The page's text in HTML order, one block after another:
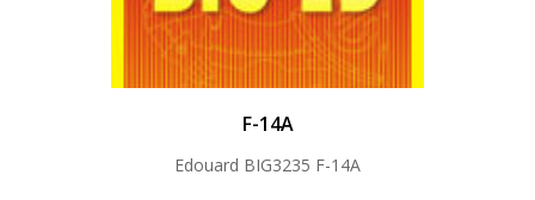
F-14A
Edouard BIG3235 F-14A